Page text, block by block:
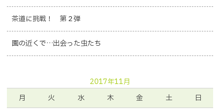
茶道に挑戦！ 第２弾
園の近くで…出会った虫たち
2017年11月
月
火 水 木 金 土
日